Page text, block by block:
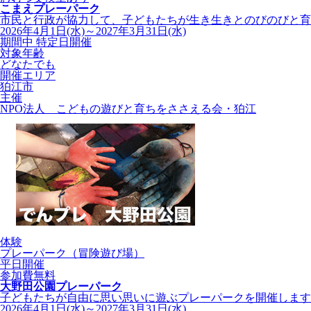
こまえプレーパーク
市民と行政が協力して、子どもたちが生き生きとのびのびと
2026年4月1日(水)～2027年3月31日(水)
期間中 特定日開催
対象年齢
どなたでも
開催エリア
狛江市
主催
NPO法人 こどもの遊びと育ちをささえる会・狛江
体験
プレーパーク（冒険遊び場）
平日開催
参加費無料
大野田公園プレーパーク
子どもたちが自由に思い思いに遊ぶプレーパークを開催します
2026年4月1日(水)～2027年3月31日(水)